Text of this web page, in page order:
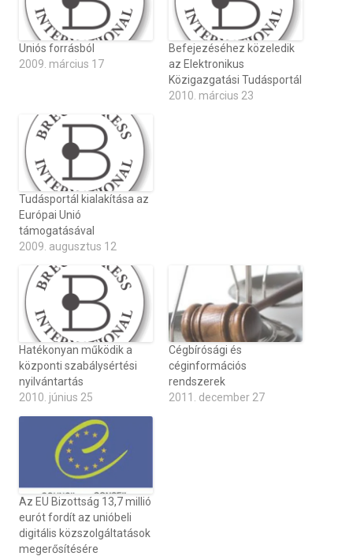
Uniós forrásból
2009. március 17
Befejezéséhez közeledik
az Elektronikus
Közigazgatási Tudásportál
2010. március 23
Tudásportál kialakítása az
Európai Unió
támogatásával
2009. augusztus 12
Hatékonyan működik a
központi szabálysértési
nyilvántartás
2010. június 25
Cégbírósági és
céginformációs
rendszerek
2011. december 27
Az EU Bizottság 13,7 millió
eurót fordít az unióbeli
digitális közszolgáltatások
megerősítésére